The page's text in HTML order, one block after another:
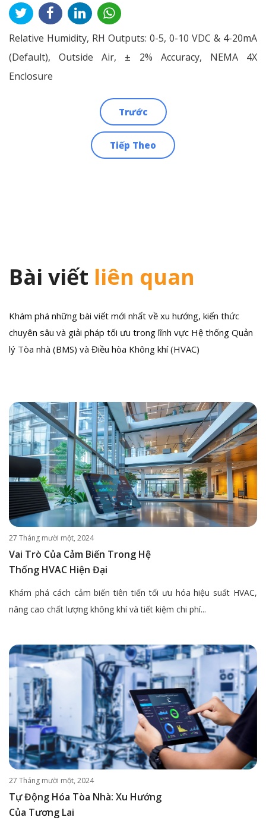
Relative Humidity, RH Outputs: 0-5, 0-10 VDC & 4-20mA
(Default), Outside Air, ± 2% Accuracy, NEMA 4X
Enclosure
Trước
Tiếp Theo
Bài viết liên quan
Khám phá những bài viết mới nhất về xu hướng, kiến thức
chuyên sâu và giải pháp tối ưu trong lĩnh vực Hệ thống Quản
lý Tòa nhà (BMS) và Điều hòa Không khí (HVAC)
27 Tháng mười một, 2024
Vai Trò Của Cảm Biến Trong Hệ
Thống HVAC Hiện Đại
Khám phá cách cảm biến tiên tiến tối ưu hóa hiệu suất HVAC,
nâng cao chất lượng không khí và tiết kiệm chi phí...
27 Tháng mười một, 2024
Tự Động Hóa Tòa Nhà: Xu Hướng
Của Tương Lai